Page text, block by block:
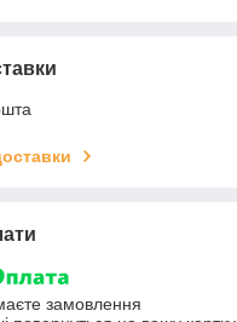
замовлення